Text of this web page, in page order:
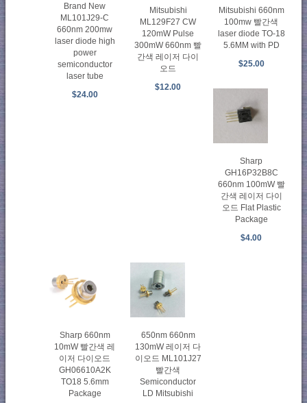
Brand New
ML101J29-C
660nm 200mw
laser diode high
power
semiconductor
laser tube
$24.00
Mitsubishi
ML129F27 CW
120mW Pulse
300mW 660nm 빨
간색 레이저 다이
오드
$12.00
Mitsubishi 660nm
100mw 빨간색
laser diode TO-18
5.6MM with PD
$25.00
Sharp
GH16P32B8C
660nm 100mW 빨
간색 레이저 다이
오드 Flat Plastic
Package
$4.00
Sharp 660nm
10mW 빨간색 레
이저 다이오드
GH06610A2K
TO18 5.6mm
Package
650nm 660nm
130mW 레이저 다
이오드 ML101J27
빨간색
Semiconductor
LD Mitsubishi